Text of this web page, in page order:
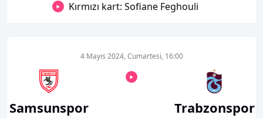
Kırmızı kart: Sofiane Feghouli
Samsunspor
4 Mayıs 2024, Cumartesi, 16:00
Trabzonspor